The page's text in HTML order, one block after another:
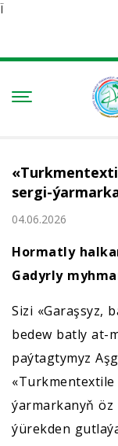
Ï
sergi-
04.06.2026
Hormatly
Gadyrly
Sizi «Garaşsyz,
bedew batly at-
paýtagtymyz
ýarmarkanyň
ýürekden